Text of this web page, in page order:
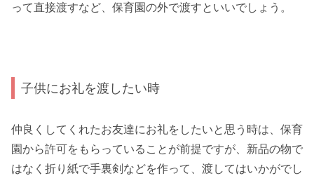
って直接渡すなど、保育園の外で渡すといいでしょう。
子供にお礼を渡したい時
仲良くしてくれたお友達にお礼をしたいと思う時は、保育
園から許可をもらっていることが前提ですが、新品の物で
はなく折り紙で手裏剣などを作って、渡してはいかがでし